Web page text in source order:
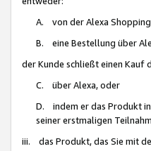
A. von der Alexa
B. eine Bestellung über
der Kunde schließt einen Kauf
C. über Alexa, oder
D. indem er das Produkt
seiner erstmaligen
iii. das Produkt, das Sie mit